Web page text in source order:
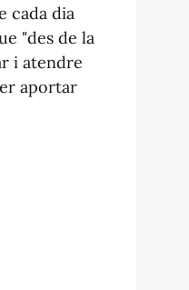
cada dia
"des de la
i atendre
aportar